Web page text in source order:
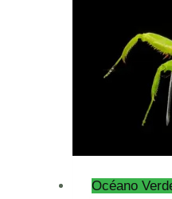
de
Océano